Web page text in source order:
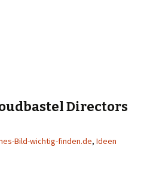
Directors
Bild-wichtig-finden.de, Ideen